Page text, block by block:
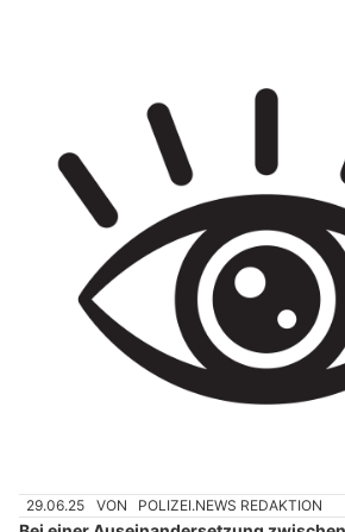
29.06.25 VON POLIZEI.NEWS REDAKTION